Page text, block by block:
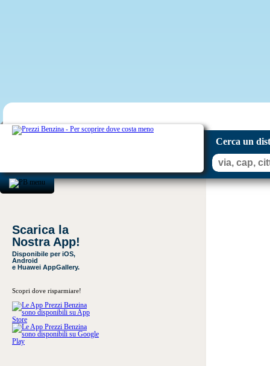
Cerca un
Scarica la
Nostra App!
Disponibile per iOS,
Android
e Huawei AppGallery.
Scopri dove risparmiare!